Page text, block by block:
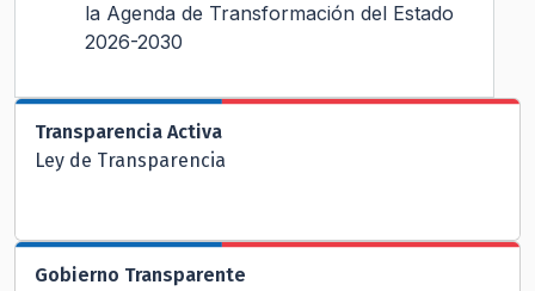
la Agenda de Transformación del Estado
2026-2030
Transparencia Activa
Ley de Transparencia
Gobierno Transparente